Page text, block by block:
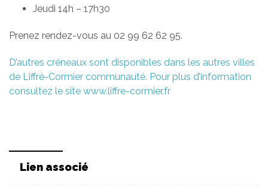
Jeudi 14h – 17h30
Prenez rendez-vous au 02 99 62 62 95.
D’autres créneaux sont disponibles dans les autres villes
de Liffré-Cormier communauté. Pour plus d’information
consultez le site www.liffre-cormier.fr
Lien associé